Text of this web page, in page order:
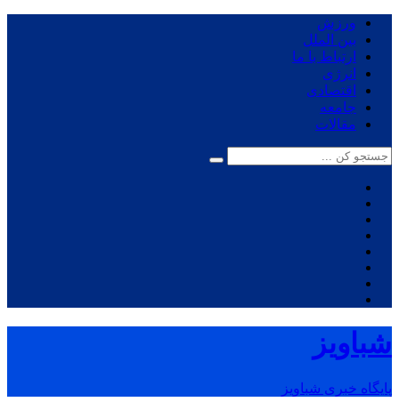
ورزش
بین الملل
ارتباط با ما
انرژی
اقتصادی
جامعه
مقالات
شباویز
پایگاه خبری شباویز